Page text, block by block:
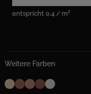
entspricht 0.4 / m²
Weitere Farben